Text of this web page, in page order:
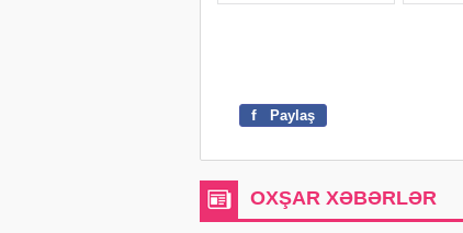
f Paylaş
OXŞAR XƏBƏRLƏR